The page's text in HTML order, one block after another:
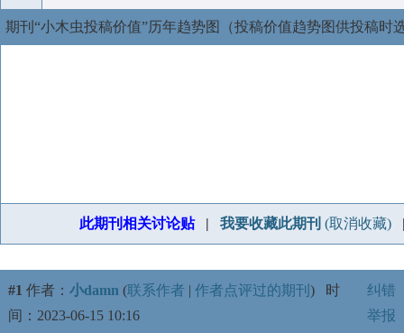
期刊“小木虫投稿价值”历年趋势图（投稿价值趋势图供投稿时
此期刊相关讨论贴| 我要收藏此期刊 (取消收藏)
#1 作者： 小damn (联系作者 | 作者点评过的期刊 ) 时
间：2023-06-15 10:16
纠错
举报